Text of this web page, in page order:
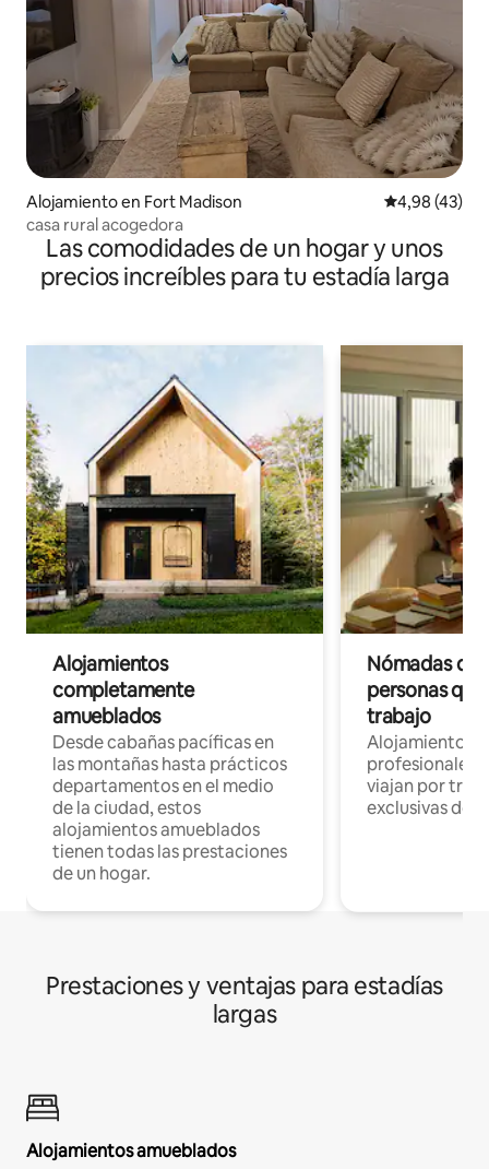
Alojamiento en Fort Madison Calificación
4,98 (43)
casa rural acogedora
Las comodidades de un hogar y unos
precios increíbles para tu estadía larga
Alojamientos
completamente
amueblados
Desde cabañas pacíficas en
las montañas hasta prácticos
departamentos en el medio
de la ciudad, estos
alojamientos amueblados
tienen todas las prestaciones
de un hogar.
Nómadas
personas
trabajo
Alojamientos
profesionales
viajan por
exclusivas de
Prestaciones y ventajas para estadías
largas
Alojamientos amueblados